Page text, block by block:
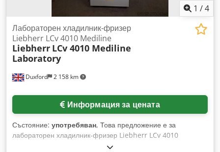
1 /4
Duxford 2 158 km
Лабораторен хладилник-фризер
Liebherr LCv 4010 Mediline
Liebherr LCv 4010 Mediline
Laboratory
Информация за цената
Състояние: употребяван, Това предложение е за
лабораторен хладилник-фризер Liebherr LCv 4010
Mediline. Устройството е в пълна работна изправност и е